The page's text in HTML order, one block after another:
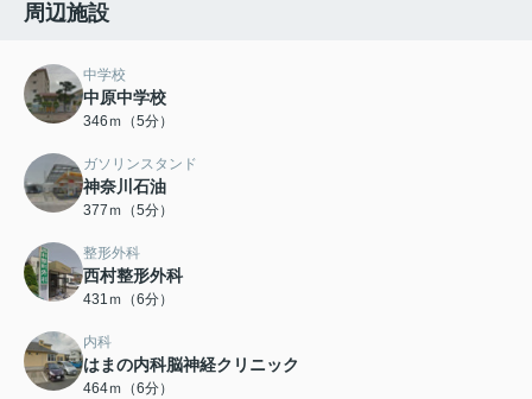
周辺施設
中学校
中原中学校
346ｍ（5分）
ガソリンスタンド
神奈川石油
377ｍ（5分）
整形外科
西村整形外科
431ｍ（6分）
内科
はまの内科脳神経クリニック
464ｍ（6分）